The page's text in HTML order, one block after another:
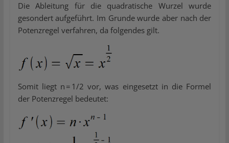
Die Ableitung für die quadratische Wurzel wurde
gesondert aufgeführt. Im Grunde wurde aber nach der
Potenzregel verfahren, da folgendes gilt.
Somit liegt n = 1/2 vor, was eingesetzt in die Formel
der Potenzregel bedeutet: